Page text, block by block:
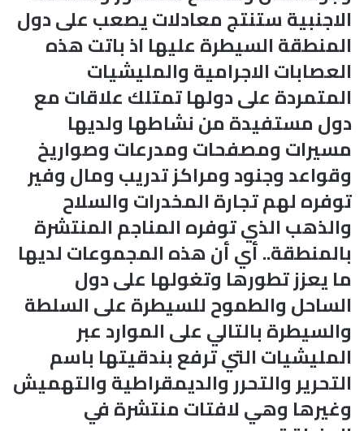
الاجنبية ستنتج معادلات يصعب على دول
المنطقة السيطرة عليها اذ باتت هذه
العصابات الاجرامية والمليشيات
المتمردة على دولها تمتلك علاقات مع
دول مستفيدة من نشاطها ولديها
مسيرات ومصفحات ومدرعات وصواريخ
وقواعد وجنود ومراكز تدريب ومال وفير
توفره لهم تجارة المخدرات والسلاح
والذهب الذي توفره المناجم المنتشرة
بالمنطقة.. أي أن هذه المجموعات لديها
ما يعزز تطورها وتغولها على دول
الساحل والطموح للسيطرة على السلطة
والسيطرة بالتالي على الموارد عبر
المليشيات التي ترفع بندقيتها باسم
التحرير والتحرر والديمقراطية والتهميش
وغيرها وهي لافتات منتشرة في